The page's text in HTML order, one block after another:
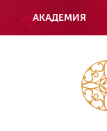
АКАДЕМИЯ